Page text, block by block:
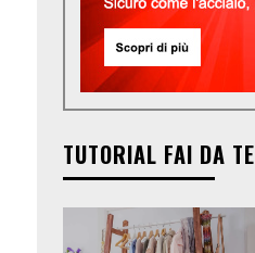
TUTORIAL FAI DA TE